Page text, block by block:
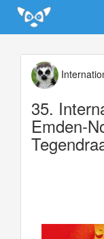
Update cookies preferences
35.
Emden-